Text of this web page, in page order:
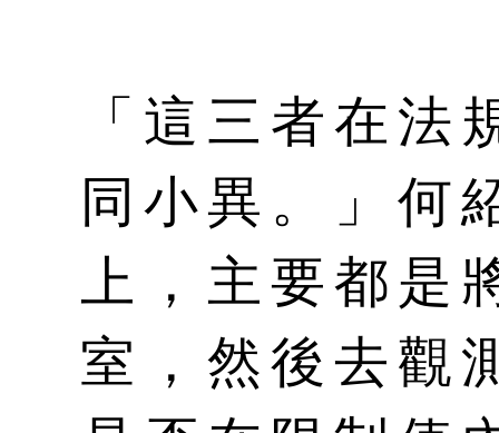
「這三者在法
同小異。」何
上，主要都是
室，然後去觀